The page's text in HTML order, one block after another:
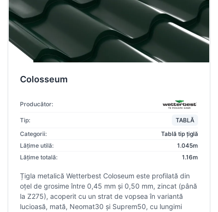
Colosseum
Producător:
Tip:
TABLĂ
Categorii:
Tablă tip țiglă
Lățime utilă:
1.045m
Lățime totală:
1.16m
Țigla metalică Wetterbest Coloseum este profilată din
oțel de grosime între 0,45 mm și 0,50 mm, zincat (până
la Z275), acoperit cu un strat de vopsea în variantă
lucioasă, mată, Neomat30 și Suprem50, cu lungimi